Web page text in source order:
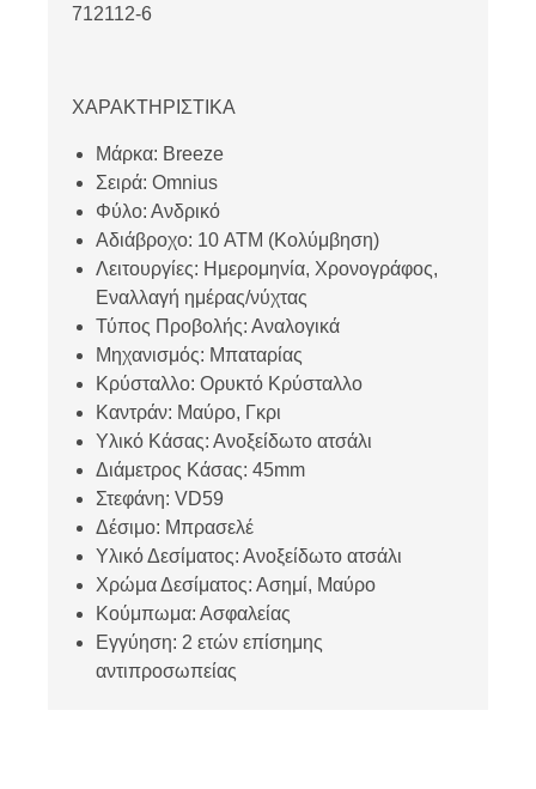
712112-6
ΧΑΡΑΚΤΗΡΙΣΤΙΚΑ
Μάρκα: Breeze
Σειρά: Omnius
Φύλο: Ανδρικό
Αδιάβροχο: 10 ATM (Κολύμβηση)
Λειτουργίες: Ημερομηνία, Χρονογράφος,
Εναλλαγή ημέρας/νύχτας
Τύπος Προβολής: Αναλογικά
Μηχανισμός: Μπαταρίας
Κρύσταλλο: Ορυκτό Κρύσταλλο
Καντράν: Μαύρο, Γκρι
Υλικό Κάσας: Ανοξείδωτο ατσάλι
Διάμετρος Κάσας: 45mm
Στεφάνη: VD59
Δέσιμο: Μπρασελέ
Υλικό Δεσίματος: Ανοξείδωτο ατσάλι
Χρώμα Δεσίματος: Ασημί, Μαύρο
Κούμπωμα: Ασφαλείας
Εγγύηση: 2 ετών επίσημης
αντιπροσωπείας